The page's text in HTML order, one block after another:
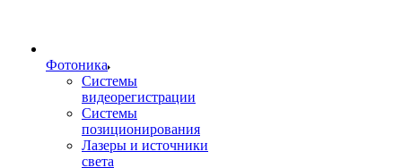
Фотоника
Cистемы
видеорегистрации
Системы
позиционирования
Лазеры и источники
света